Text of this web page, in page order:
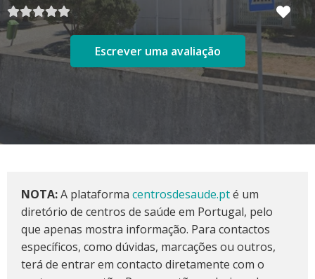
Escrever uma avaliação
NOTA:A plataforma centrosdesaude.pté um
diretório de centros de saúde em Portugal, pelo
que apenas mostra informação. Para contactos
específicos, como dúvidas, marcações ou outros,
terá de entrar em contacto diretamente com o